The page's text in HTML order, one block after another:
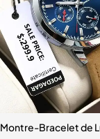
Montre-Bracelet de